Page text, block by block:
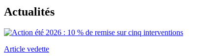
Actualités
Article vedette